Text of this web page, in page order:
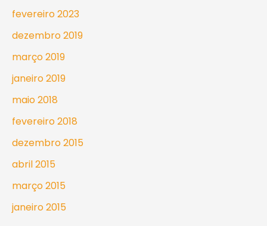
fevereiro 2023
dezembro 2019
março 2019
janeiro 2019
maio 2018
fevereiro 2018
dezembro 2015
abril 2015
março 2015
janeiro 2015